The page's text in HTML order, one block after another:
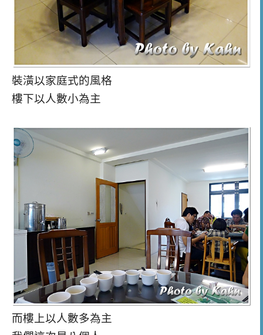
裝潢以家庭式的風格
樓下以人數小為主
而樓上以人數多為主